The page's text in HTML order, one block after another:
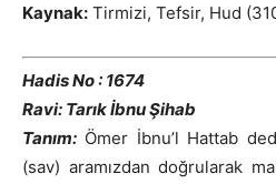
Kaynak: Tirmizi, Tefsir, Hud
Hadis No : 1674
Ravi: Tarık İbnu Şihab
Tanım: Ömer İbnu’l Hattab
(sav) aramızdan doğrularak